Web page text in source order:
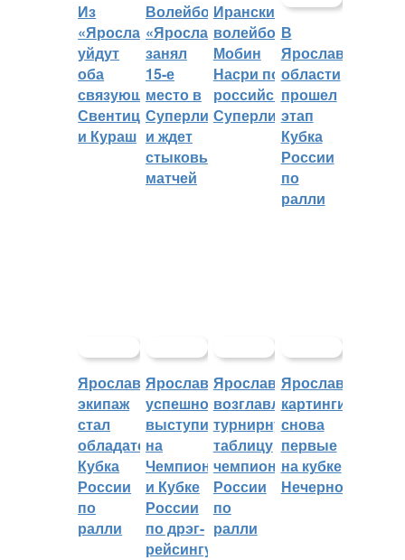
Из
«Ярославича»
уйдут
оба
связующих:
Свентицкис
и Кураш
Волейбольный
«Ярославич»
занял
15-е
место в
Суперлиге
и ждет
стыковых
матчей
Иранский
волейболист
Мобин
Насри покинет
российскую
Суперлигу
В
Ярославской
области
прошел
этап
Кубка
России
по
ралли
Ярославский
экипаж
стал
обладателем
Кубка
России
по
ралли
Ярославцы
успешно
выступили
на
Чемпионате
и Кубке
России
по дрэг-
рейсингу
Ярославцы
возглавляют
турнирную
таблицу
чемпионата
России
по
ралли
Ярославские
картингисты
снова
первые
на кубке
Нечерноземья